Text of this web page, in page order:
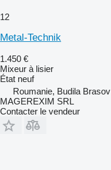
12
Metal-Technik
1.450 €
Mixeur à lisier
État neuf
Roumanie, Budila Brasov
MAGEREXIM SRL
Contacter le vendeur